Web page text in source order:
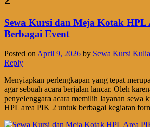
Sewa Kursi dan Meja Kotak
Berbagai Event
Posted on April 9, 2026 by Sewa Kursi
Reply
Menyiapkan perlengkapan yang tepat
agar sebuah acara berjalan lancar. Oleh
penyelenggara acara memilih layanan sewa
HPL area PIK 2 untuk berbagai kegiatan